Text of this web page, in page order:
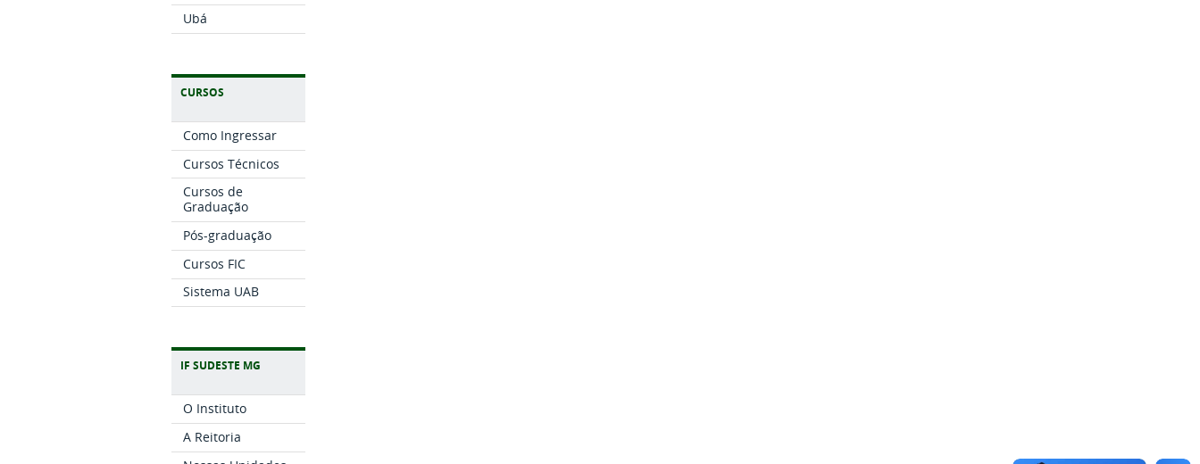
Ubá
CURSOS
Como Ingressar
Cursos Técnicos
Cursos de
Graduação
Pós-graduação
Cursos FIC
Sistema UAB
IF SUDESTE MG
O Instituto
A Reitoria